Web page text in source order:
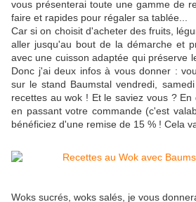
vous présenterai toute une gamme de
faire et rapides pour régaler sa tablée...
Car si on choisit d'acheter des fruits,
aller jusqu'au bout de la démarche et
avec une cuisson adaptée qui préserve
Donc j'ai deux infos à vous donner :
sur le stand Baumstal vendredi,
recettes au wok ! Et le saviez vous ?
en passant votre commande (c'est
bénéficiez d'une remise de 15 % ! Cela
Woks sucrés, woks salés, je vous